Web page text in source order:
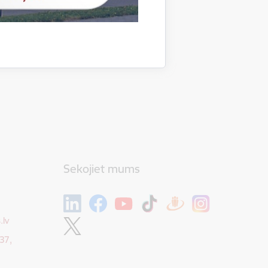
Sekojiet mums